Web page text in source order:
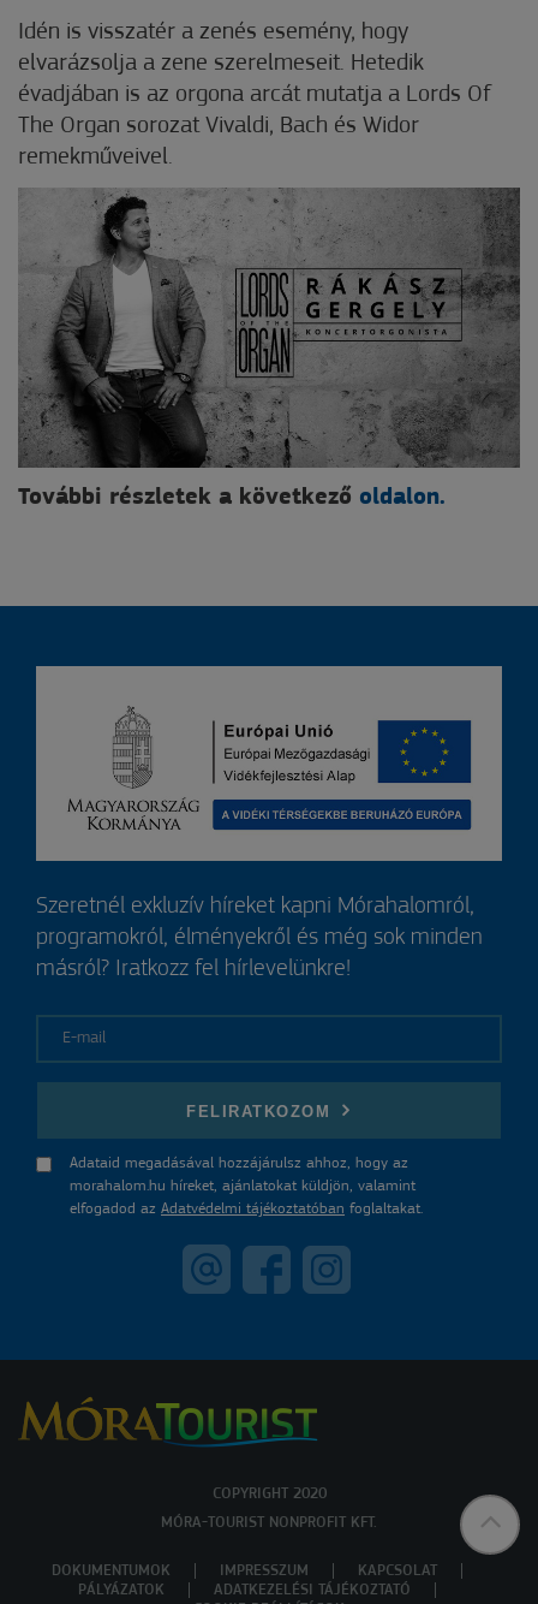
Idén is visszatér a zenés esemény, hogy
elvarázsolja a zene szerelmeseit. Hetedik
évadjában is az orgona arcát mutatja a Lords Of
The Organ sorozat Vivaldi, Bach és Widor
remekműveivel.
További részletek a következő oldalon.
Szeretnél exkluzív híreket kapni Mórahalomról,
programokról, élményekről és még sok minden
másról? Iratkozz fel hírlevelünkre!
FELIRATKOZOM
Adataid megadásával hozzájárulsz ahhoz, hogy az
morahalom.hu híreket, ajánlatokat küldjön, valamint
elfogadod az Adatvédelmi tájékoztatóban foglaltakat.
COPYRIGHT 2020
MÓRA-TOURIST NONPROFIT KFT.
DOKUMENTUMOK IMPRESSZUM
KAPCSOLAT
PÁLYÁZATOK
ADATKEZELÉSI TÁJÉKOZTATÓ